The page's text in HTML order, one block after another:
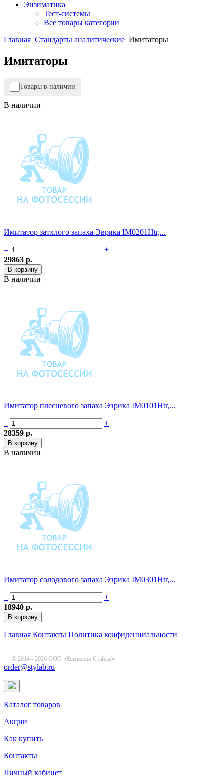
Энзиматика
Тест-системы
Все товары категории
Главная Стандарты аналитические Имитаторы
Имитаторы
Товары в наличии
В наличии
Имитатор затхлого запаха Эврика IM0201Htr,...
–
+
29863 р.
В наличии
Имитатор плесневого запаха Эврика IM0101Htr,...
–
+
28359 р.
В наличии
Имитатор солодового запаха Эврика IM0301Htr,...
–
+
18940 р.
Главная Контакты Политика конфиденциальности
© 2014 - 2026 ООО «Компания Стайлаб»
order@stylab.ru
Каталог товаров
Акции
Как купить
Контакты
Личный кабинет